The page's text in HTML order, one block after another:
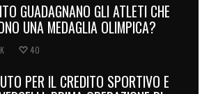
GUADAGNANO GLI ATLETI CHE
UNA MEDAGLIA OLIMPICA?
40
PER IL CREDITO SPORTIVO E